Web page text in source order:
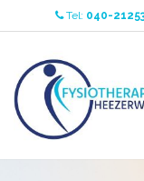
Tel: 040-